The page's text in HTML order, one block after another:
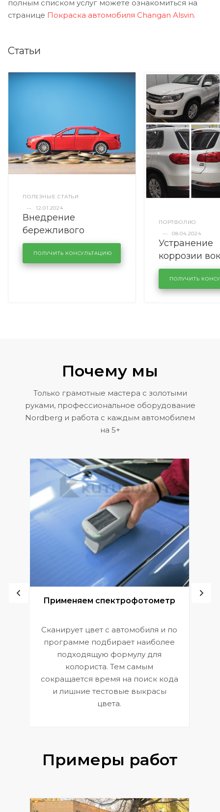
полным списком услуг можете ознакомиться на
странице Покраска автомобиля Changan Alsvin.
Статьи
ПОЛЕЗНЫЕ СТАТЬИ
—
12.01.2024
Внедрение
бережливого
производства в
кузовном сервисе
KUTUZOVV
ПОЛУЧИТЬ КОНСУЛЬТАЦИЮ
ПОРТФОЛИО
—
08.04.2024
Устранение
коррозии
лобового
районе
Volkswagen
ПОЛУЧИТЬ
Почему мы
Только грамотные мастера с золотыми
руками, профессиональное оборудование
Nordberg и работа с каждым автомобилем
на 5+
Применяем спектрофотометр
Сканирует цвет с автомобиля и по
программе подбирает наиболее
подходящую формулу для
колориста. Тем самым
сокращается время на поиск кода
и лишние тестовые выкрасы
цвета.
Примеры работ